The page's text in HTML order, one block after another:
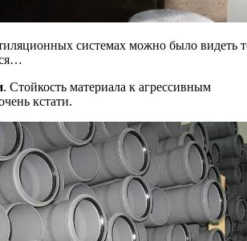
системах можно было видеть
. Стойкость материала к агрессивным
кстати.